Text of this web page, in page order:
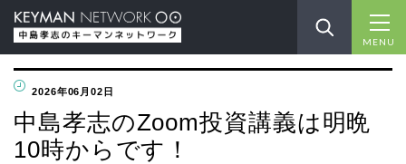
MENU
2026年06月02日
中島孝志のZoom投資講義は明晩
10時からです！